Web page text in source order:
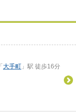
「 大手町 」駅 徒歩16分